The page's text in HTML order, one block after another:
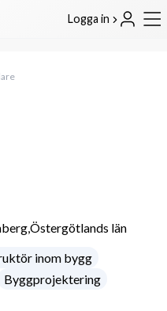
Logga in
Östergötlands län
inom bygg
Byggprojektering